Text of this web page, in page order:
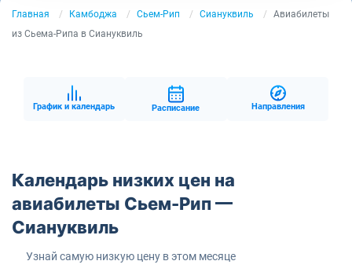
Главная Камбоджа Сьем-Рип Сиануквиль
Авиабилеты
из Сьема-Рипа в Сиануквиль
График и календарь Расписание Направления
Календарь низких цен на
авиабилеты Сьем-Рип —
Сиануквиль
Узнай самую низкую цену в этом месяце